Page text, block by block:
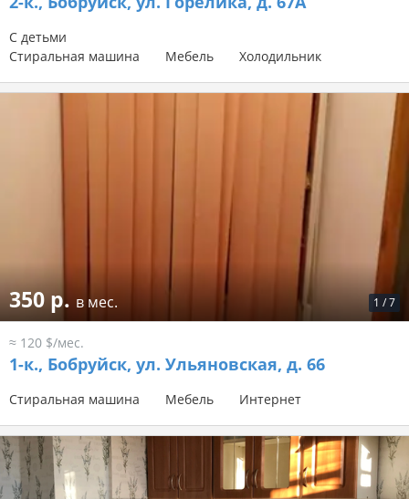
С детьми
Стиральная машина
Мебель Холодильник
1 /7
350 р.в мес.
≈ 120 $/мес.
1-к., Бобруйск, ул. Ульяновская, д. 66
Стиральная машина Мебель Интернет